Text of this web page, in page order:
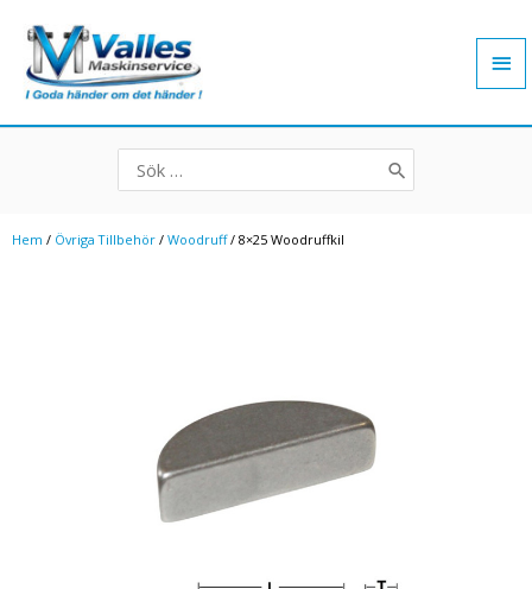
innehåll
Search
for:
Hem / Övriga Tillbehör / Woodruff/ 8×25 Woodruffkil